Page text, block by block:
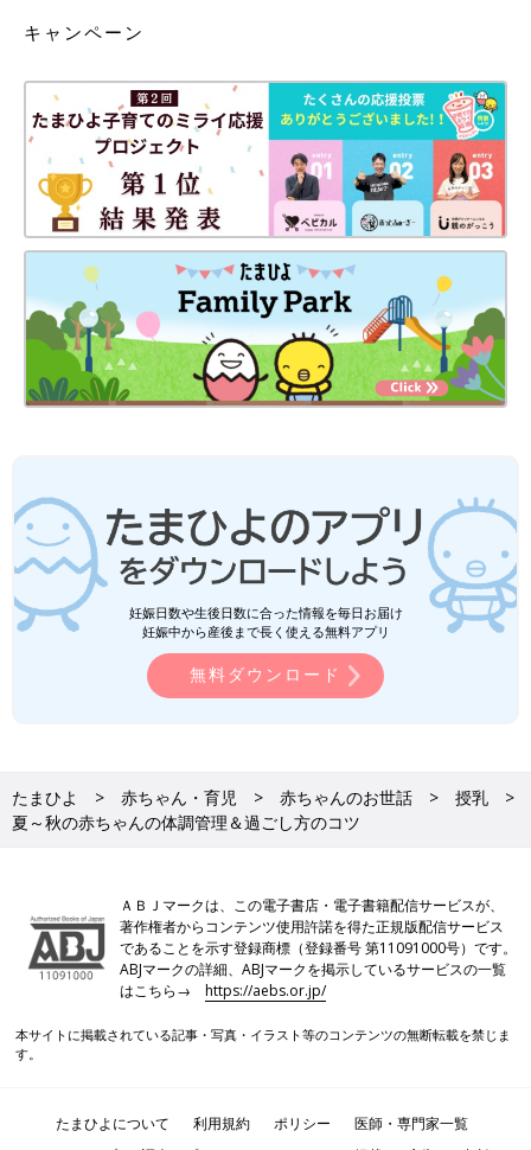
Amazonで購入
楽天ブックスで購入
キャンペーン
妊娠日数や生後日数に合った情報を毎日お届け
妊娠中から産後まで長く使える無料アプリ
無料ダウンロード
たまひよ 赤ちゃん・育児 赤ちゃんのお世話
授乳
夏～秋の赤ちゃんの体調管理＆過ごし方のコツ
ＡＢＪマークは、この電子書店・電子書籍配信サービスが、
著作権者からコンテンツ使用許諾を得た正規版配信サービス
であることを示す登録商標（登録番号 第11091000号）です。
ABJマークの詳細、ABJマークを掲示しているサービスの一覧
はこちら→https://aebs.or.jp/
本サイトに掲載されている記事・写真・イラスト等のコンテンツの無断転載を禁じま
す。
たまひよについて 利用規約 ポリシー
医師・専門家一覧